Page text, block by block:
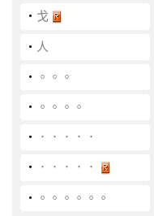
‧ 戈
‧ 人
‧ 。。。
‧ 。。。。
‧ ．．．．．
‧ ．．．．．
‧ 。。。。。。